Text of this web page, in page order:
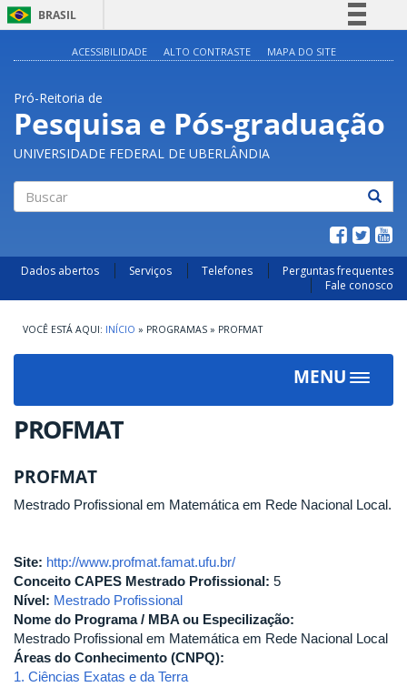
BRASIL
Acesso à informação
Legislação
Canais
ACESSIBILIDADE ALTO CONTRASTE MAPA DO SITE
Pró-Reitoria de
Pesquisa e Pós-graduação
UNIVERSIDADE FEDERAL DE UBERLÂNDIA
Dados abertos Serviços Telefones
Perguntas frequentes
Fale conosco
INÍCIO » PROGRAMAS » PROFMAT
MENU
Toggle
PROFMAT
PROFMAT
Mestrado Profissional em Matemática em Rede Nacional Local.
Site: http://www.profmat.famat.ufu.br/
Conceito CAPES Mestrado Profissional: 5
Nível: Mestrado Profissional
Nome do Programa / MBA ou Especilização:
Mestrado Profissional em Matemática em Rede Nacional Local
Áreas do Conhecimento (CNPQ):
1. Ciências Exatas e da Terra